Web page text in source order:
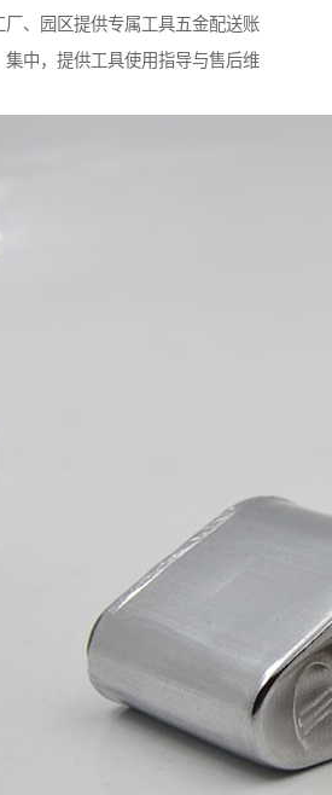
、园区提供专属工具五金配送账
集中，提供工具使用指导与售后维